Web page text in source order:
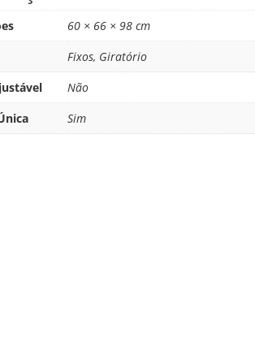
60 × 66 × 98 cm
Fixos, Giratório
Não
Sim